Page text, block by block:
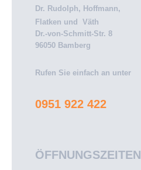
Dr. Rudolph, Hoffmann,
Flatken und
Väth
Dr.-von-Schmitt-Str. 8
96050 Bamberg
Rufen Sie einfach an unter
0951 922 422
ÖFFNUNGSZEITEN